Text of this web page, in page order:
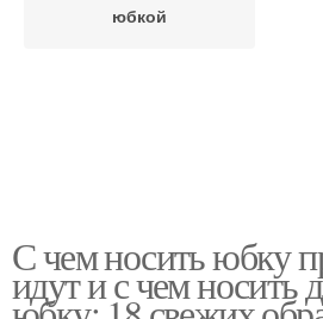
юбкой
С чем носить юбку
идут и с чем носить